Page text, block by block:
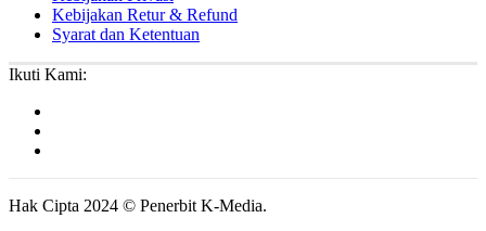
Kebijakan Retur & Refund
Syarat dan Ketentuan
Ikuti Kami:
Hak Cipta 2024 © Penerbit K-Media.